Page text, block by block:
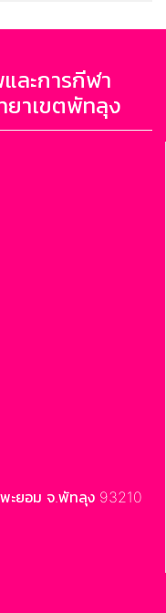
ละการกีฬา
าเขตพัทลุง
ะยอม จ.พัทลุง 93210